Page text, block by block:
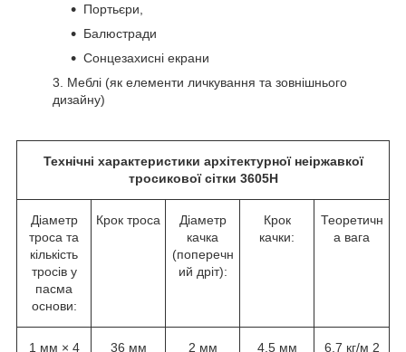
Портьєри,
Балюстради
Сонцезахисні екрани
3. Меблі (як елементи личкування та зовнішнього
дизайну)
Технічні характеристики архітектурної неіржавкої
тросикової сітки 3605H
Діаметр
троса та
кількість
тросів у
пасма
основи:
Крок троса
Діаметр
качка
(поперечн
ий дріт):
Крок
качки:
Теоретичн
а вага
1 мм × 4 36 мм 2 мм 4.5 мм 6.7 кг/м 2